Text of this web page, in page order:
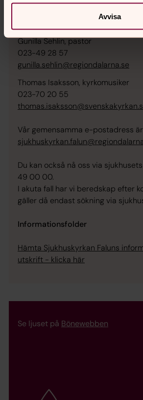
Avvisa
Gunilla Sehlin, pastor
023-49 28 57
gunilla.sehlin@regiondalarna.se
Thomas Isaksson, kyrkomusiker
023-70 20 55
Vår gemensamma e-postadress är
Du kan också nå oss via
49 00 00.
I akuta fall har vi beredskap efter
gäller då endast sökning via
Informationsfolder
Hämta Sjukhuskyrkan Faluns
utskrift - klicka här
Se ljuset på Bönewebben